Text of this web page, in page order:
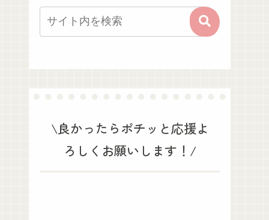
\良かったらポチッと応援よ
ろしくお願いします！/